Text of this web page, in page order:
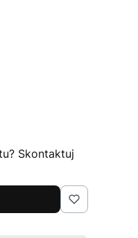
Skontaktuj